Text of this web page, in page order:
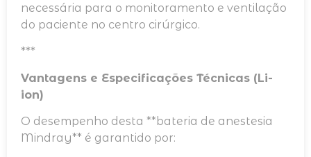
necessária para o monitoramento e ventilação
do paciente no centro cirúrgico.
***
Vantagens e Especificações Técnicas (Li-
ion)
O desempenho desta **bateria de anestesia
Mindray** é garantido por: